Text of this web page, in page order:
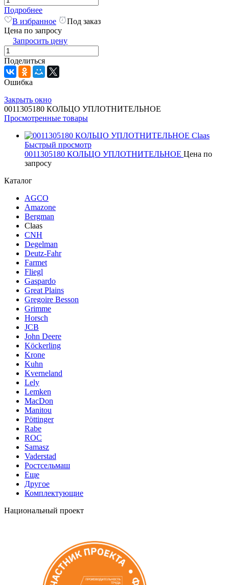
Подробнее
В избранное
Под заказ
Цена по запросу
Запросить цену
Поделиться
Ошибка
Закрыть окно
0011305180 КОЛЬЦО УПЛОТНИТЕЛЬНОЕ
Просмотренные товары
Быстрый просмотр
0011305180 КОЛЬЦО УПЛОТНИТЕЛЬНОЕ Цена по
запросу
Каталог
AGCO
Amazone
Bergman
Claas
CNH
Degelman
Deutz-Fahr
Farmet
Fliegl
Gaspardo
Great Plains
Gregoire Besson
Grimme
Horsch
JCB
John Deere
Köckerling
Krone
Kuhn
Kverneland
Lely
Lemken
MacDon
Manitou
Pöttinger
Rabe
ROC
Samasz
Vaderstad
Ростсельмаш
Еще
Другое
Комплектующие
Национальный проект